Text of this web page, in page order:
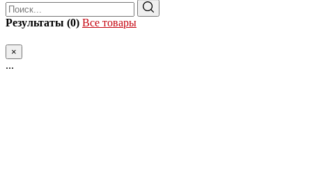
Результаты (0) Все товары
×
...